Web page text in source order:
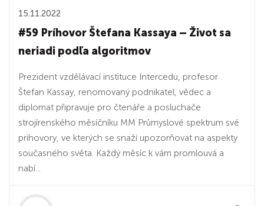
15.11.2022
#59 Príhovor Štefana Kassaya – Život sa
neriadi podľa algoritmov
Prezident vzdělávací instituce Intercedu, profesor
Štefan Kassay, renomovaný podnikatel, vědec a
diplomat připravuje pro čtenáře a posluchače
strojírenského měsíčníku MM Průmyslové spektrum své
prihovory, ve kterých se snaží upozorňovat na aspekty
současného světa. Každý měsíc k vám promlouvá a
nabí...